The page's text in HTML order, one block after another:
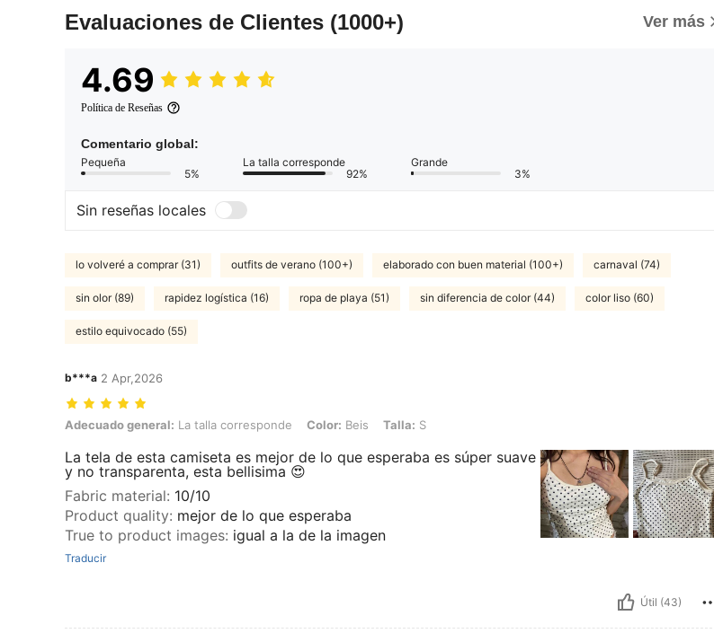
Evaluaciones de Clientes (1000+) Ver más
4.69
Política de Reseñas
Comentario global:
Pequeña
5%
La talla corresponde
92%
Grande
3%
Sin reseñas locales
lo volveré a comprar (31) outfits de verano (100+) elaborado con buen material (100+) carnaval (74)
sin olor (89) rapidez logística (16) ropa de playa (51) sin diferencia de color (44) color liso (60)
estilo equivocado (55)
b***a 2 Apr,2026
Adecuado general: La talla corresponde, Color: Beis, Talla: S
Adecuado general: La talla corresponde Color: Beis Talla: S
La tela de esta camiseta es mejor de lo que esperaba es súper suave
y no transparenta, esta bellisima 😍
Fabric material: 10/10
Product quality: mejor de lo que esperaba
True to product images: igual a la de la imagen
Traducir
Útil (43)